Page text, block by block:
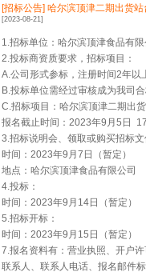
[招标公告] 哈尔滨顶津二期出货
[2023-08-21]
1.招标单位：哈尔滨顶津食品有
2.投标商资质要求，招标项目：
A.公司形式参标，注册时间2年
B.投标单位需经过审核成为我司
C.招标项目：哈尔滨顶津二期出
报名截止时间：2023年9月5日
3.招标说明会、领取或购买招标
时间：2023年9月7日（暂定）
地点：哈尔滨顶津食品有限公司
4.投标：
时间：2023年9月14日（暂定）
5.招标开标：
时间：2023年9月15日（暂定）
7.报名资料有：营业执照、开户
联系人、联系人电话、报名邮件